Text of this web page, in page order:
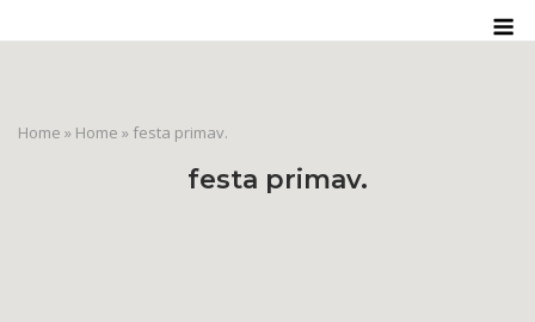
to
Home » Home » festa primav.
festa primav.